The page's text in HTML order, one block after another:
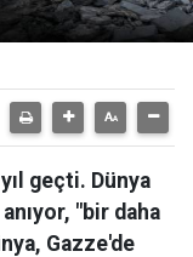
geçti. Dünya
"bir daha
Gazze'de